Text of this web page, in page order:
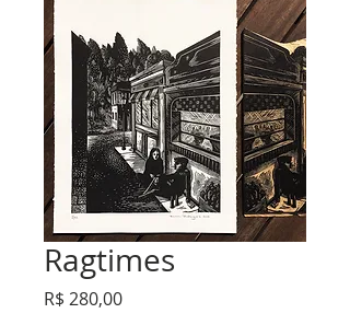
Ragtimes
R$ 280,00Preço